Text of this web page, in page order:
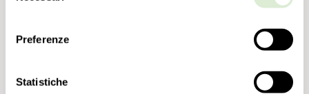
Preferenze
Statistiche